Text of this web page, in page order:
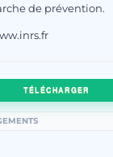
de prévention.
TÉLÉCHARGER